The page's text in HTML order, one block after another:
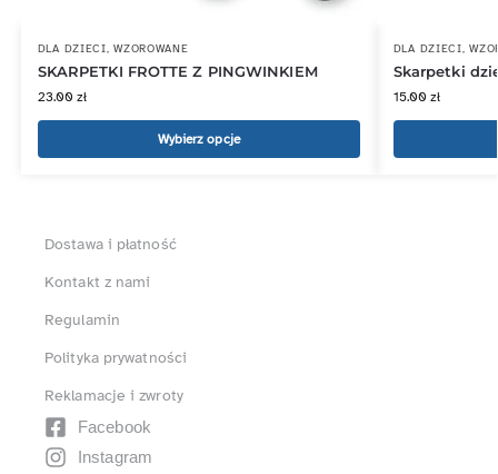
DLA DZIECI,WZOROWANE
SKARPETKI FROTTE Z PINGWINKIEM
23.00zł
Wybierz opcje
DLA DZIECI,
Skarpetki
15.00zł
Dostawa i płatność
Kontakt z nami
Regulamin
Polityka prywatności
Reklamacje i zwroty
Facebook
Instagram